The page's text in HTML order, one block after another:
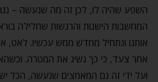
השפע שהיה לו, לכן זה מה שנעשה –
המחשבות הישנות והרגשות שחלילה
אותנו ונתחיל מחדש ממש עכשיו. לאט,
אחר צעד, כי כך נשיג את המטרה.
ועל ידי זה גם המאמצים שנעשה, הכל